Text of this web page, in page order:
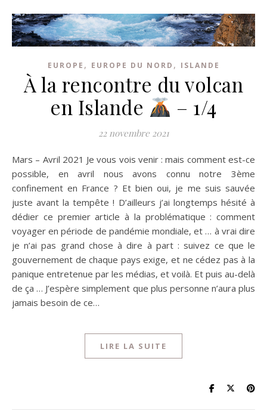
EUROPE , EUROPE DU NORD , ISLANDE
À la rencontre du volcan
en Islande
– 1/4
22 novembre 2021
Mars – Avril 2021 Je vous vois venir : mais comment est-ce
possible, en avril nous avons connu notre 3ème
confinement en France ? Et bien oui, je me suis sauvée
juste avant la tempête ! D’ailleurs j’ai longtemps hésité à
dédier ce premier article à la problématique : comment
voyager en période de pandémie mondiale, et … à vrai dire
je n’ai pas grand chose à dire à part : suivez ce que le
gouvernement de chaque pays exige, et ne cédez pas à la
panique entretenue par les médias, et voilà. Et puis au-delà
de ça … J’espère simplement que plus personne n’aura plus
jamais besoin de ce…
LIRE LA SUITE